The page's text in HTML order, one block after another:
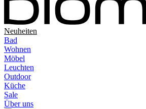
Neuheiten
Bad
Wohnen
Möbel
Leuchten
Outdoor
Küche
Sale
Über uns